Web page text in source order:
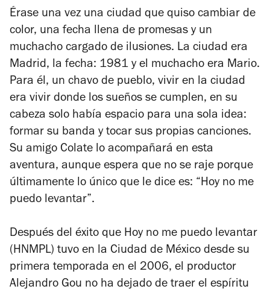
Érase una vez una ciudad que quiso cambiar de
color, una fecha llena de promesas y un
muchacho cargado de ilusiones. La ciudad era
Madrid, la fecha: 1981 y el muchacho era Mario.
Para él, un chavo de pueblo, vivir en la ciudad
era vivir donde los sueños se cumplen, en su
cabeza solo había espacio para una sola idea:
formar su banda y tocar sus propias canciones.
Su amigo Colate lo acompañará en esta
aventura, aunque espera que no se raje porque
últimamente lo único que le dice es: “Hoy no me
puedo levantar”.
Después del éxito que Hoy no me puedo levantar
(HNMPL) tuvo en la Ciudad de México desde su
primera temporada en el 2006, el productor
Alejandro Gou no ha dejado de traer el espíritu